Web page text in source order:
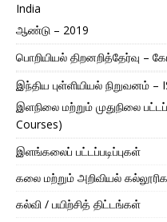
India
ஆண்டு – 2019
பொறியியல் திறனறித்தேர்வு –
இந்திய புள்ளியியல் நிறுவனம்
இளநிலை மற்றும் முதுநிலை
Courses)
இளங்கலைப் பட்டப்படிப்புகள்
கலை மற்றும் அறிவியல்
கல்வி / பயிற்சித் திட்டங்கள்